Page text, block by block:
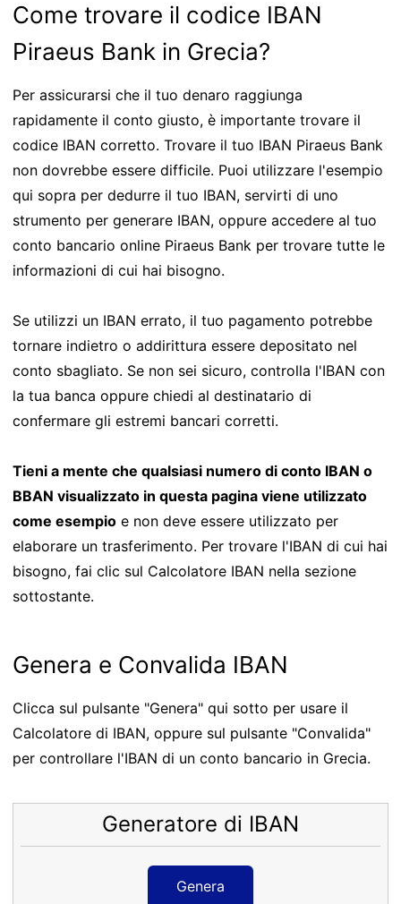
Come trovare il codice IBAN
Piraeus Bank in Grecia?
Per assicurarsi che il tuo denaro raggiunga
rapidamente il conto giusto, è importante trovare il
codice IBAN corretto. Trovare il tuo IBAN Piraeus Bank
non dovrebbe essere difficile. Puoi utilizzare l'esempio
qui sopra per dedurre il tuo IBAN, servirti di uno
strumento per generare IBAN, oppure accedere al tuo
conto bancario online Piraeus Bank per trovare tutte le
informazioni di cui hai bisogno.
Se utilizzi un IBAN errato, il tuo pagamento potrebbe
tornare indietro o addirittura essere depositato nel
conto sbagliato. Se non sei sicuro, controlla l'IBAN con
la tua banca oppure chiedi al destinatario di
confermare gli estremi bancari corretti.
Tieni a mente che qualsiasi numero di conto IBAN o
BBAN visualizzato in questa pagina viene utilizzato
come esempio e non deve essere utilizzato per
elaborare un trasferimento. Per trovare l'IBAN di cui hai
bisogno, fai clic sul Calcolatore IBAN nella sezione
sottostante.
Genera e Convalida IBAN
Clicca sul pulsante "Genera" qui sotto per usare il
Calcolatore di IBAN, oppure sul pulsante "Convalida"
per controllare l'IBAN di un conto bancario in Grecia.
Generatore di IBAN
Genera